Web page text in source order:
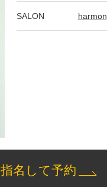
SALON
指名して予約